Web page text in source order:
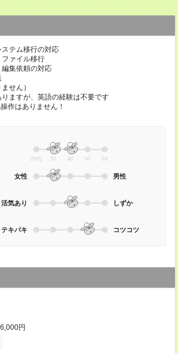
テム移行の対応
ァイル移行
集依頼の対応
せん）
ますが、英語の経験は不要です
作はありません！
20代 30 40 50 60
女性 男性
活気あり しずか
テキパキ コツコツ
円